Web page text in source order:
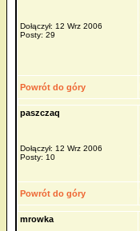
Dołączył: 12 Wrz 2006
Posty: 29
Powrót do góry
paszczaq
Dołączył: 12 Wrz 2006
Posty: 10
Powrót do góry
mrowka